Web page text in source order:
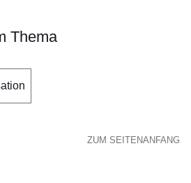
Thema
ZUM SEITENANFANG